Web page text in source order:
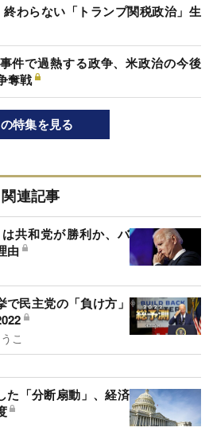
わらない「トランプ関税政治」生
件で過熱する政争、米政治の今後
奪戦
特集を見る
関連記事
は共和党が勝利か、バ
由
民主党の「負け方」
こ
た「分断扇動」、経済